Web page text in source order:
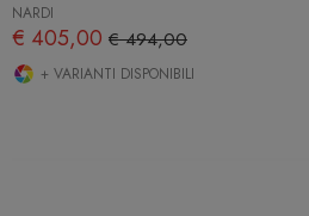
NARDI
€ 405,00 € 494,00
+ VARIANTI DISPONIBILI